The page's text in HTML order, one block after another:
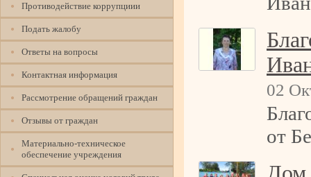
Противодействие коррупциии
Подать жалобу
Ответы на вопросы
Контактная информация
Рассмотрение обращений граждан
Отзывы от граждан
Материально-техническое
обеспечение учреждения
02
от